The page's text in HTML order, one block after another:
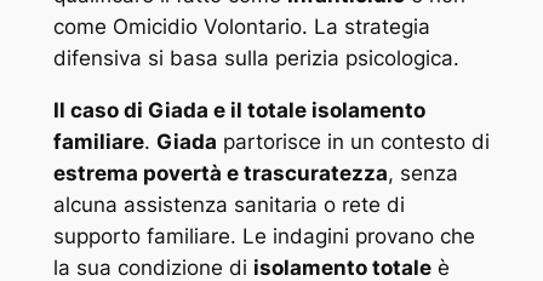
come Omicidio Volontario. La strategia
difensiva si basa sulla perizia psicologica.
Il caso di Giada e il totale isolamento
familiare. Giada partorisce in un contesto di
estrema povertà e trascuratezza, senza
alcuna assistenza sanitaria o rete di
supporto familiare. Le indagini provano che
la sua condizione di isolamento totaleè